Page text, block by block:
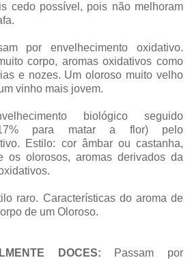
cedo possível, pois não melhoram
por envelhecimento oxidativo.
corpo, aromas oxidativos como
e nozes. Um oloroso muito velho
vinho mais jovem.
biológico seguido
17% para matar a flor) pelo
Estilo: cor âmbar ou castanha,
os olorosos, aromas derivados da
raro. Características do aroma de
de um Oloroso.
DOCES:
Passam por